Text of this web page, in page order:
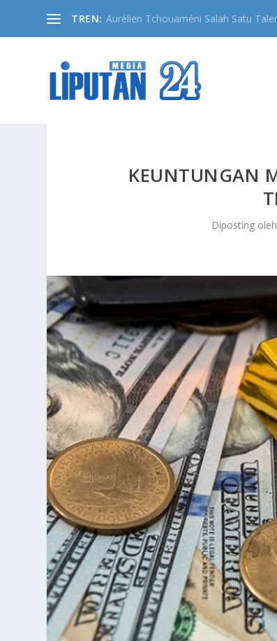
TREN: Aurélien Tchouaméni Salah Satu
KEUNTUNGAN
Diposting oleh